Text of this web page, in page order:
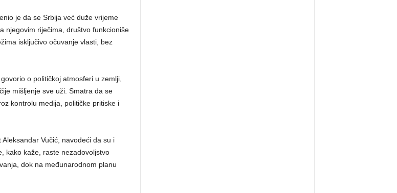
je da se Srbija već duže vrijeme
njegovim riječima, društvo funkcioniše
isključivo očuvanje vlasti, bez
o političkoj atmosferi u zemlji,
mišljenje sve uži. Smatra da se
kontrolu medija, političke pritiske i
Vučić, navodeći da su i
kako kaže, raste nezadovoljstvo
dok na međunarodnom planu